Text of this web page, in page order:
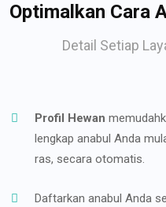
Optimalkan Cara
Detail Setiap
Profil Hewan
lengkap anabul Anda
ras, secara otomatis.
Daftarkan anabul Anda